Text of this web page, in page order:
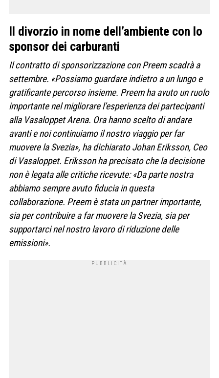
Il divorzio in nome dell’ambiente con lo
sponsor dei carburanti
Il contratto di sponsorizzazione con Preem scadrà a
settembre. «Possiamo guardare indietro a un lungo e
gratificante percorso insieme. Preem ha avuto un ruolo
importante nel migliorare l’esperienza dei partecipanti
alla Vasaloppet Arena. Ora hanno scelto di andare
avanti e noi continuiamo il nostro viaggio per far
muovere la Svezia», ha dichiarato Johan Eriksson, Ceo
di Vasaloppet. Eriksson ha precisato che la decisione
non è legata alle critiche ricevute: «Da parte nostra
abbiamo sempre avuto fiducia in questa
collaborazione. Preem è stata un partner importante,
sia per contribuire a far muovere la Svezia, sia per
supportarci nel nostro lavoro di riduzione delle
emissioni».